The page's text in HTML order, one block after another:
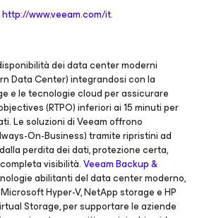
http://www.veeam.com/it.
dei data center moderni
Data Center) integrandosi con la
e le tecnologie cloud per assicurare
(RTPO) inferiori ai 15 minuti per
Le soluzioni di Veeam offrono
On-Business) tramite ripristini ad
perdita dei dati, protezione certa,
visibilità.Veeam Backup &
abilitanti del data center moderno,
Hyper-V, NetApp storage e HP
Storage, per supportare le aziende